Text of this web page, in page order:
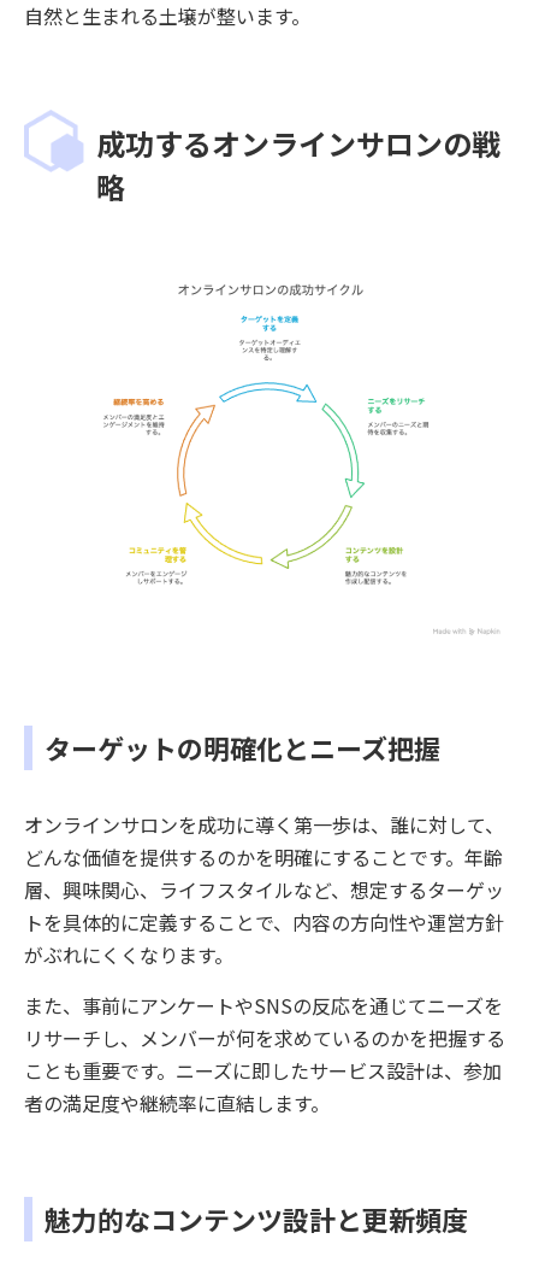
自然と生まれる土壌が整います。
成功するオンラインサロンの戦
略
ターゲットの明確化とニーズ把握
オンラインサロンを成功に導く第一歩は、誰に対して、
どんな価値を提供するのかを明確にすることです。年齢
層、興味関心、ライフスタイルなど、想定するターゲッ
トを具体的に定義することで、内容の方向性や運営方針
がぶれにくくなります。
また、事前にアンケートやSNSの反応を通じてニーズを
リサーチし、メンバーが何を求めているのかを把握する
ことも重要です。ニーズに即したサービス設計は、参加
者の満足度や継続率に直結します。
魅力的なコンテンツ設計と更新頻度